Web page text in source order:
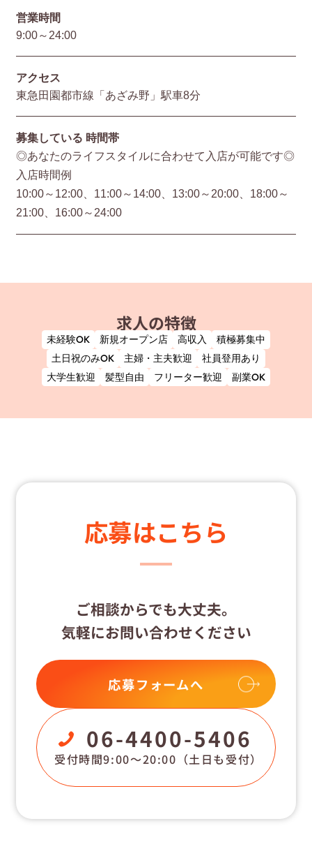
営業時間
9:00～24:00
アクセス
東急田園都市線「あざみ野」駅車8分
募集している 時間帯
◎あなたのライフスタイルに合わせて入店が可能です◎
入店時間例
10:00～12:00、11:00～14:00、13:00～20:00、18:00～
21:00、16:00～24:00
求人の特徴
未経験OK 新規オープン店 高収入
積極募集中
土日祝のみOK
主婦・主夫歓迎
社員登用あり
大学生歓迎
髪型自由 フリーター歓迎 副業OK
応募はこちら
ご相談からでも大丈夫。
気軽にお問い合わせください
応募フォームへ
06-4400-5406
受付時間9:00〜20:00 （土日も受付）